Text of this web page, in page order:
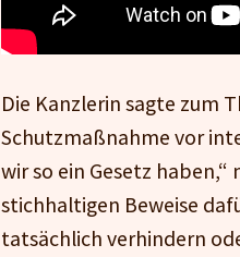
Die Kanzlerin sagte zum
Schutzmaßnahme vor
wir so ein Gesetz haben,“
stichhaltigen Beweise
tatsächlich verhindern